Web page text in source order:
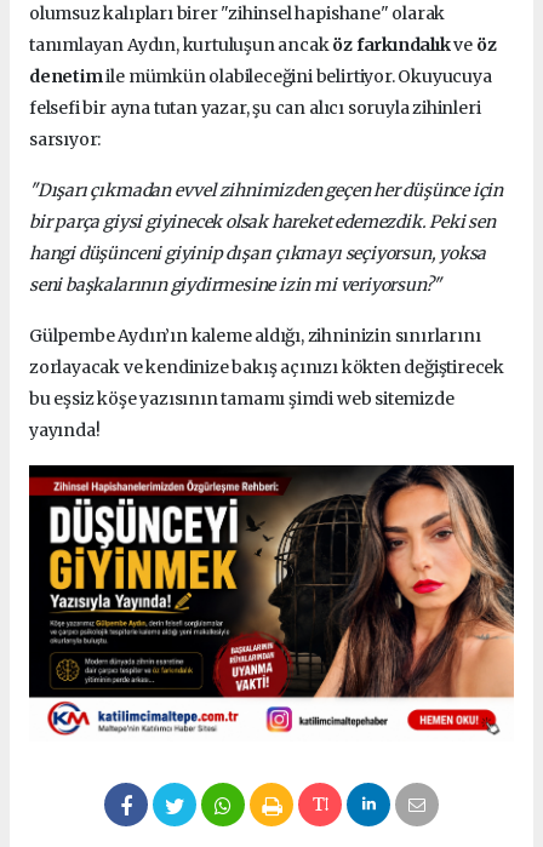
olumsuz kalıpları birer "zihinsel hapishane" olarak
tanımlayan Aydın, kurtuluşun ancaköz farkındalıkve öz
denetimile mümkün olabileceğini belirtiyor. Okuyucuya
felsefi bir ayna tutan yazar, şu can alıcı soruyla zihinleri
sarsıyor:
"Dışarı çıkmadan evvel zihnimizden geçen her düşünce için
bir parça giysi giyinecek olsak hareket edemezdik. Peki sen
hangi düşünceni giyinip dışarı çıkmayı seçiyorsun, yoksa
seni başkalarının giydirmesine izin mi veriyorsun?"
Gülpembe Aydın’ın kaleme aldığı, zihninizin sınırlarını
zorlayacak ve kendinize bakış açınızı kökten değiştirecek
bu eşsiz köşe yazısının tamamı şimdi web sitemizde
yayında!